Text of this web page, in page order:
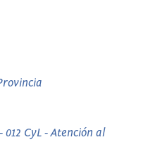
CyL - Atención al